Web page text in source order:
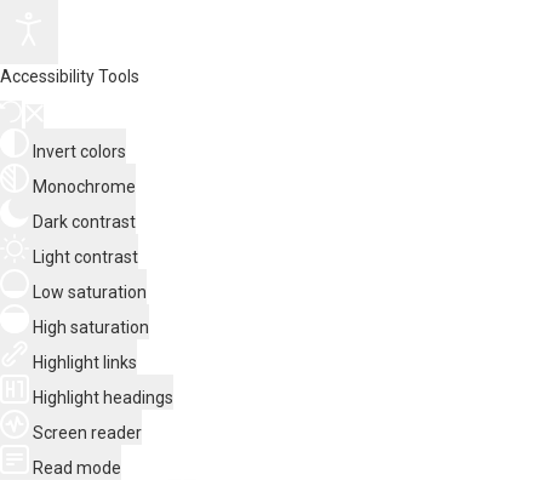
Accessibility Tools
Invert colors
Monochrome
Dark contrast
Light contrast
Low saturation
High saturation
Highlight links
Highlight headings
Screen reader
Read mode